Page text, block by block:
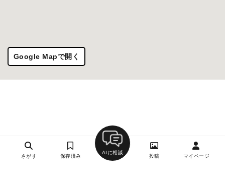
Google Mapで開く
さがす 保存済み
AIに相談
投稿 マイページ